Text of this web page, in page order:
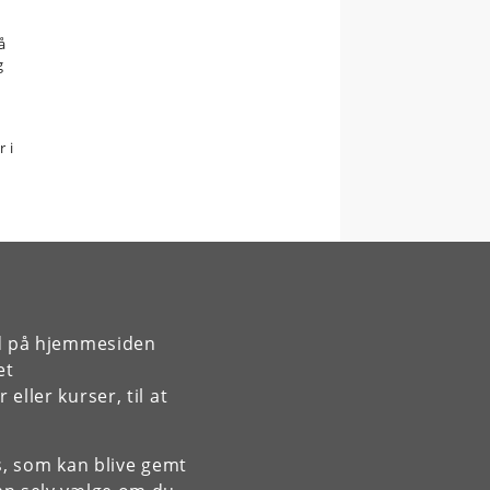
hjemmesiden
eller kurser, til at
som kan blive gemt
i